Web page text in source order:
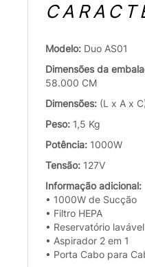
Modelo: Duo AS01
Dimensões da
58.000 CM
Dimensões: (L x A x
Peso: 1,5 Kg
Potência: 1000W
Tensão: 127V
Informação adicional:
• 1000W de Sucção
• Filtro HEPA
• Reservatório lavável
• Aspirador 2 em 1
• Porta Cabo para